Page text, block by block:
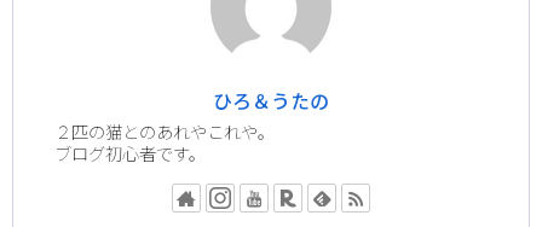
ひろ＆うたの
２匹の猫とのあれやこれや。
ブログ初心者です。